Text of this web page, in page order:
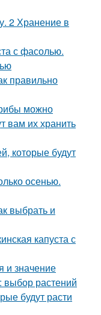
2 Хранение в
с фасолью.
правильно
можно
вам их хранить
которые будут
осенью.
выбрать и
капуста с
и значение
выбор растений
будут расти